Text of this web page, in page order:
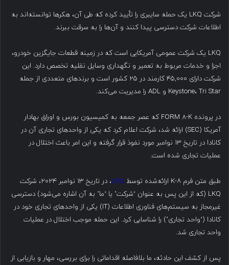
شرکت LKQ یک حمله سایبری را تأیید کرده که طی آن، هکرها توانسته‌اند به
اطلاعات شرکت دسترسی پیدا کنند و آن‌ها را به سرقت ببرند.
LKQ یک شرکت عمومی آمریکایی است که در زمینه قطعات جایگزین خودرو،
اجزا و خدمات مربوط به تعمیر و نگهداری وسایل نقلیه تخصص دارد. این
شرکت دارای ۴۵,۰۰۰ کارمند در ۲۵ کشور است و برندهای متعددی از جمله
Keystone، Tri Star و ADL را مدیریت می‌کند.
در پرونده FORM 8-K که عصر جمعه به کمیسیون بورس و اوراق بهادار
آمریکا (SEC) ارائه شد، شرکت اعلام کرد که یکی از واحدهای تجاری آن در
کانادا در تاریخ ۱۳ نوامبر مورد نفوذ قرار گرفته و این امر باعث اختلال در
عملیات تجاری شده است.
طبق متن فرم ۸-K ارائه‌شده توسط LKQ
، در تاریخ ۱۳ نوامبر ۲۰۲۴، شرکت
LKQ (که از این پس به عنوان ‘شرکت’ یا ‘ما’ به آن اشاره می‌شود) دسترسی
غیرمجاز به سیستم‌های فناوری اطلاعات (IT) یکی از واحدهای تجاری خود در
کانادا (‘واحد تجاری’) را شناسایی کرد. این حمله موجب اختلال در عملیات
واحد تجاری شد.
پس از کشف این حادثه، ما بلافاصله اقداماتی را برای بررسی، مهار و بازیابی از